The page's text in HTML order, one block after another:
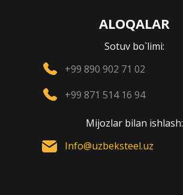
ALOQALAR
Sotuv bo`limi:
+99 890 902 71 02
+99 871 514 16 94
Mijozlar bilan ishlash:
Info@uzbeksteel.uz